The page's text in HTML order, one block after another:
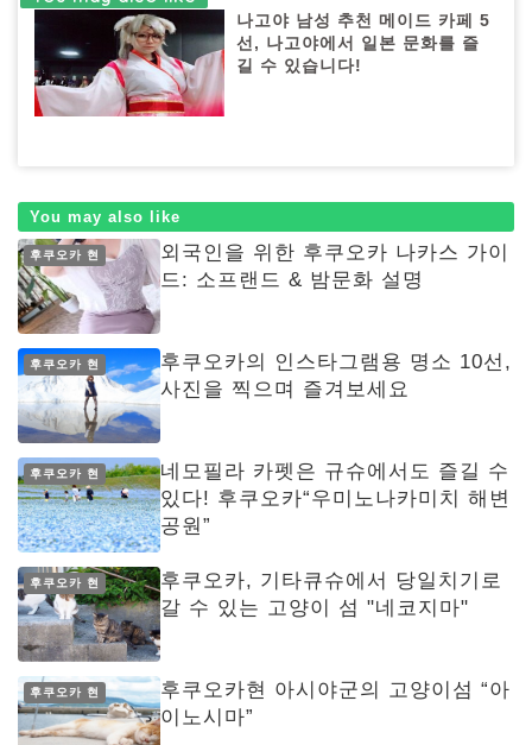
나고야 남성 추천 메이드 카페 5
선, 나고야에서 일본 문화를 즐
길 수 있습니다!
You may also like
후쿠오카 현
외국인을 위한 후쿠오카 나카스 가이
드: 소프랜드 & 밤문화 설명
후쿠오카 현
후쿠오카의 인스타그램용 명소 10선,
사진을 찍으며 즐겨보세요
후쿠오카 현
네모필라 카펫은 규슈에서도 즐길 수
있다! 후쿠오카“우미노나카미치 해변
공원”
후쿠오카 현
후쿠오카, 기타큐슈에서 당일치기로
갈 수 있는 고양이 섬 "네코지마"
후쿠오카 현
후쿠오카현 아시야군의 고양이섬 “아
이노시마”